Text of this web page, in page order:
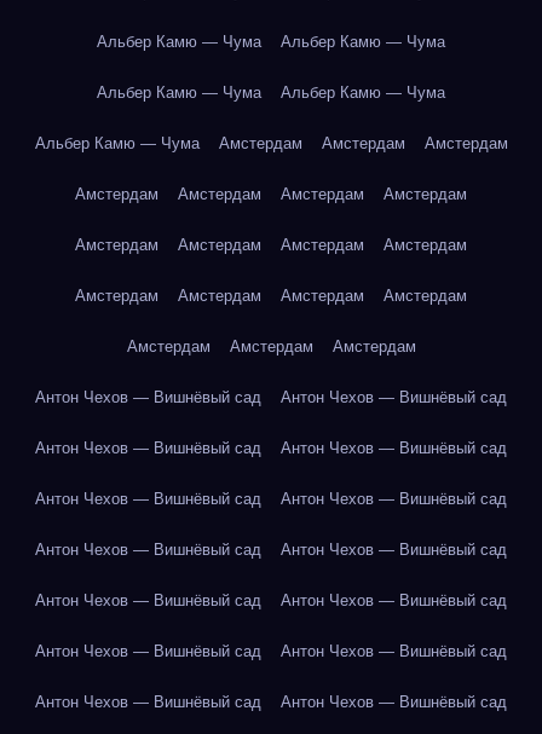
Альбер Камю — Чума Альбер Камю — Чума
Альбер Камю — Чума Альбер Камю — Чума
Альбер Камю — Чума Амстердам Амстердам Амстердам
Амстердам Амстердам Амстердам Амстердам
Амстердам Амстердам Амстердам Амстердам
Амстердам Амстердам Амстердам Амстердам
Амстердам Амстердам Амстердам
Антон Чехов — Вишнёвый сад Антон Чехов — Вишнёвый сад
Антон Чехов — Вишнёвый сад Антон Чехов — Вишнёвый сад
Антон Чехов — Вишнёвый сад Антон Чехов — Вишнёвый сад
Антон Чехов — Вишнёвый сад Антон Чехов — Вишнёвый сад
Антон Чехов — Вишнёвый сад Антон Чехов — Вишнёвый сад
Антон Чехов — Вишнёвый сад Антон Чехов — Вишнёвый сад
Антон Чехов — Вишнёвый сад Антон Чехов — Вишнёвый сад